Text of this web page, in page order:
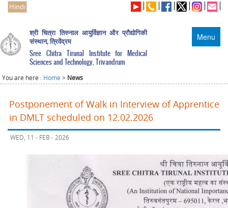
Hindi
Menu
श्री चित्रा तिरुनाल आयुर्विज्ञान और प्रौद्योगिकी
संस्थान, त्रिवेंद्रम
Sree Chitra Tirunal Institute for Medical
Sciences and Technology, Trivandrum
You are here : Home > News
Postponement of Walk in Interview of Apprentice
in DMLT scheduled on 12.02.2026
WED, 11 - FEB - 2026